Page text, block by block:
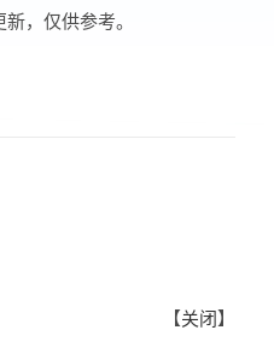
，仅供参考。
【关闭 】